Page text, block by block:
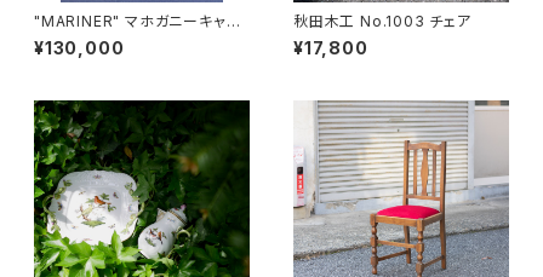
"MARINER" マホガニーキャビ
ネット
¥130,000
秋田木工 No.1003 チェア
¥17,800